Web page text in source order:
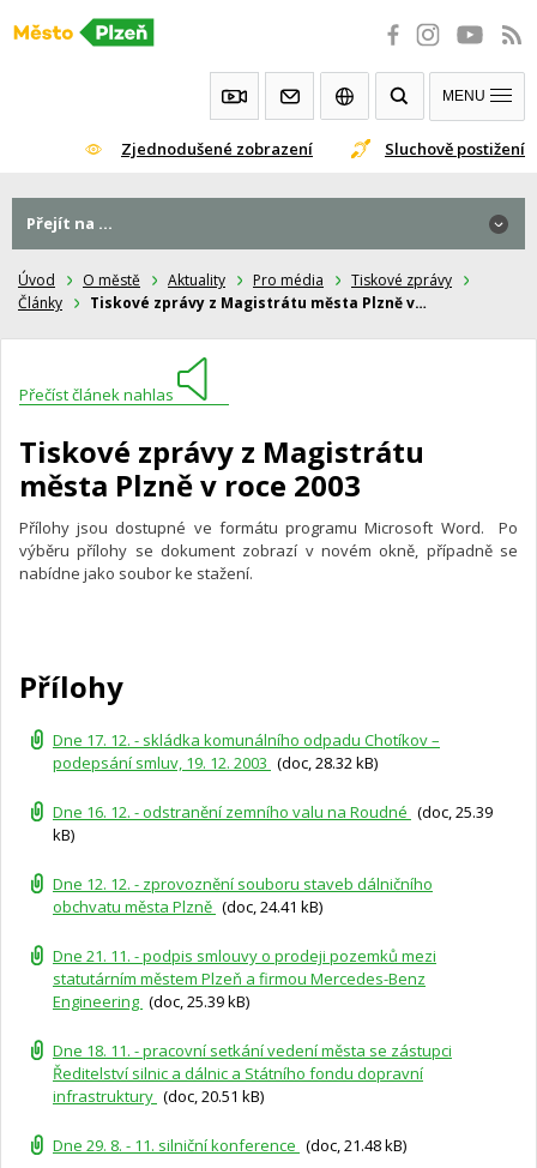
Přeskočit
Zjednodušené zobrazení Sluchově postižení
MENU
Úvod O městě Aktuality Pro média
Tiskové zprávy
Články
Tiskové zprávy z Magistrátu města Plzně v…
Přečíst článek nahlas
Tiskové zprávy z Magistrátu
města Plzně v roce 2003
Přílohy jsou dostupné ve formátu programu Microsoft Word. Po
výběru přílohy se dokument zobrazí v novém okně, případně se
nabídne jako soubor ke stažení.
Přílohy
Dne 17. 12. - skládka komunálního odpadu Chotíkov –
podepsání smluv, 19. 12. 2003 (doc, 28.32 kB)
Dne 16. 12. - odstranění zemního valu na Roudné (doc, 25.39
kB)
Dne 12. 12. - zprovoznění souboru staveb dálničního
obchvatu města Plzně (doc, 24.41 kB)
Dne 21. 11. - podpis smlouvy o prodeji pozemků mezi
statutárním městem Plzeň a firmou Mercedes-Benz
Engineering (doc, 25.39 kB)
Dne 18. 11. - pracovní setkání vedení města se zástupci
Ředitelství silnic a dálnic a Státního fondu dopravní
infrastruktury (doc, 20.51 kB)
Dne 29. 8. - 11. silniční konference (doc, 21.48 kB)
Přejít na ...